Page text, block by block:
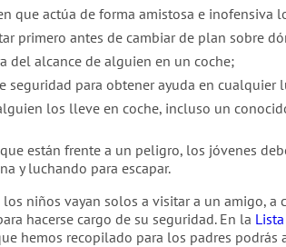
que actúa de forma amistosa e inofensiva
primero antes de cambiar de plan sobre
del alcance de alguien en un coche;
seguridad para obtener ayuda en cualquier
los lleve en coche, incluso un
están frente a un peligro, los jóvenes
y luchando para escapar.
los niños vayan solos a visitar a un amigo,
hacerse cargo de su seguridad. En la
hemos recopilado para los padres podrás